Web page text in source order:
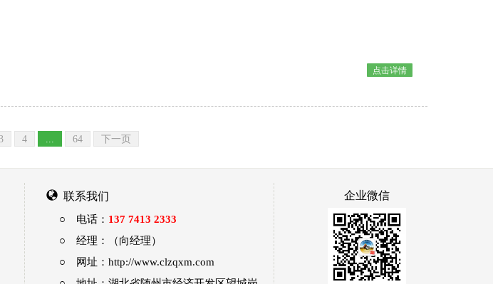
点击详情
4 64 下一页
联系我们
○ 电话： 137 7413 2333
○ 经理：（向经理）
○ 网址：http://www.clzqxm.com
企业微信